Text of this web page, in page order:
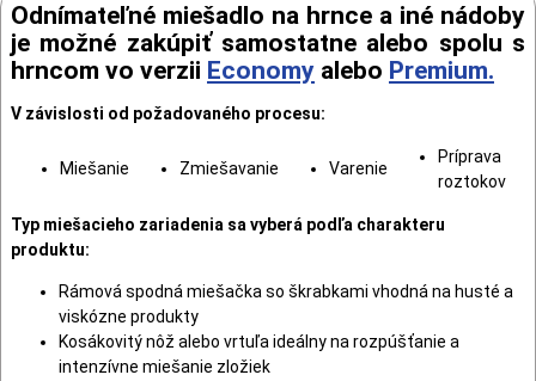
Odnímateľné miešadlo na hrnce a iné nádoby
je možné zakúpiť samostatne alebo spolu s
hrncom vo verzii Economy alebo Premium.
V závislosti od požadovaného procesu:
Miešanie Zmiešavanie Varenie
Príprava
roztokov
Typ miešacieho zariadenia sa vyberá podľa charakteru
produktu:
Rámová spodná miešačka so škrabkami vhodná na husté a
viskózne produkty
Kosákovitý nôž alebo vrtuľa ideálny na rozpúšťanie a
intenzívne miešanie zložiek